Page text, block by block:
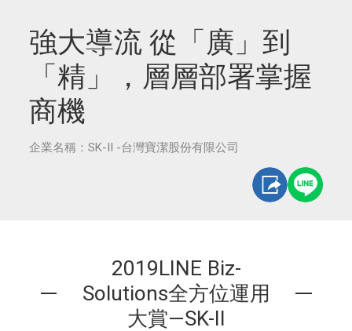
強大導流 從「廣」到
「精」，層層部署掌握
商機
企業名稱：SK-II -台灣寶潔股份有限公司
2019LINE Biz-
Solutions全方位運用
大賞—SK-II